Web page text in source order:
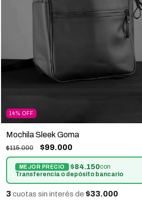
14% OFF
Mochila Sleek Goma
$115.000 $99.000
$84.150con
Transferencia o depósito bancario
3 cuotas sin interés de $33.000